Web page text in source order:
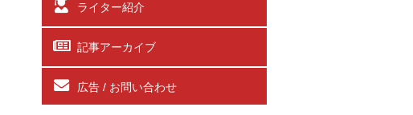
ライター紹介
記事アーカイブ
広告 / お問い合わせ